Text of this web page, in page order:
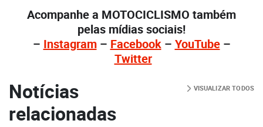
Acompanhe a MOTOCICLISMO também
pelas mídias sociais!
– Instagram– Facebook– YouTube–
Twitter
Notícias
relacionadas
VISUALIZAR TODOS